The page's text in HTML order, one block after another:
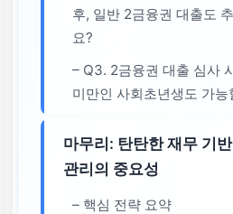
후, 일반 2금융권 대출도
요?
– Q3. 2금융권 대출 심사
미만인 사회초년생도 가능
마무리: 탄탄한 재무 기
관리의 중요성
– 핵심 전략 요약